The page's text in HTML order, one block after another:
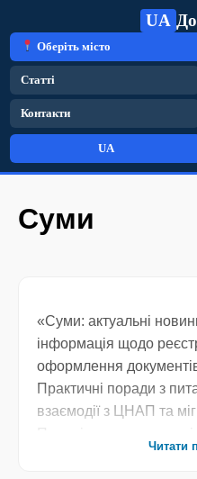
UA
Оберіть місто
Статті
Контакти
UA
Суми
«Суми: актуальні
інформація щодо
оформлення
Практичні поради з
взаємодії з ЦНАП та
мешканцям та гостям
Читати